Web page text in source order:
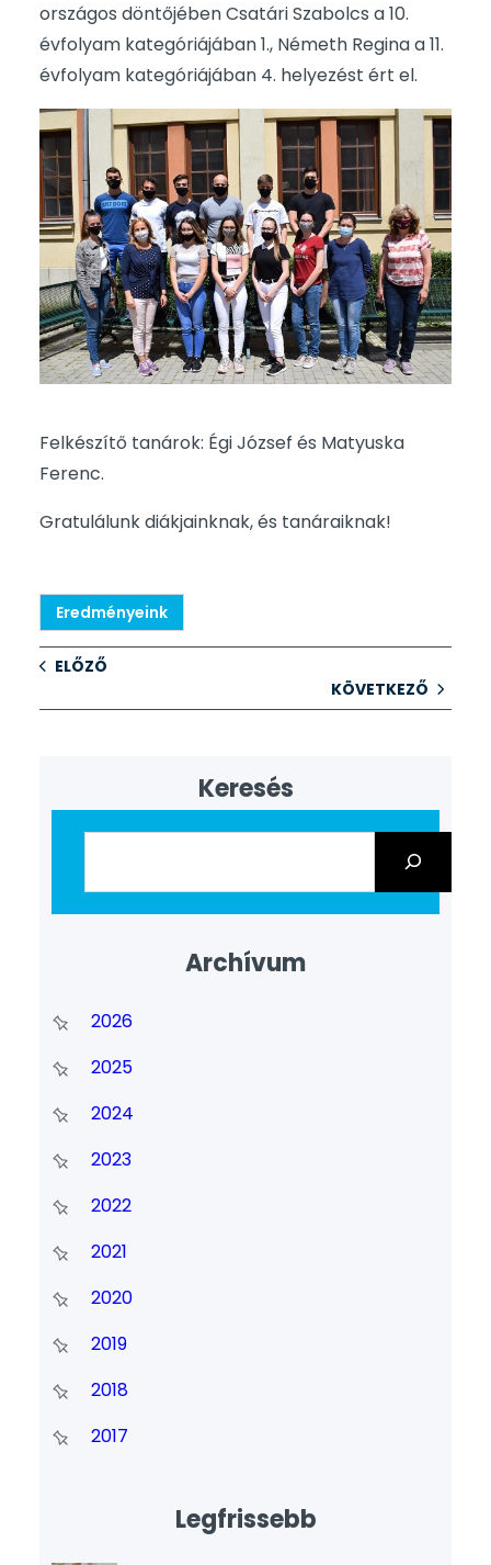
országos döntőjében Csatári Szabolcs a 10.
évfolyam kategóriájában 1., Németh Regina a 11.
évfolyam kategóriájában 4. helyezést ért el.
Felkészítő tanárok: Égi József és Matyuska
Ferenc.
Gratulálunk diákjainknak, és tanáraiknak!
Eredményeink
ELŐZŐ
KÖVETKEZŐ
Keresés
Archívum
2026
2025
2024
2023
2022
2021
2020
2019
2018
2017
Legfrissebb